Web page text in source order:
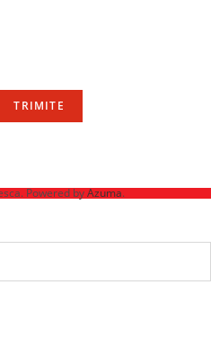
TRIMITE
Powered byAzuma.